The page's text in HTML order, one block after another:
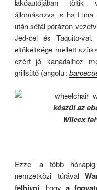
lakóautójában töltik
állomásozva, s ha Luna
után sétál pórázon
Jed-del és Taquito-val.
eltökéltsége mellett
ezért jó kanadaihoz
grillsütő (angolul:
készül az
Wilcox
Ezzel a több
nemzetközi túrával
felhívni, hogy a